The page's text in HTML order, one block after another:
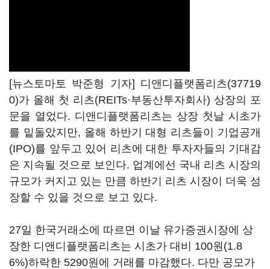
[뉴스토마토 박준형 기자] 디앤디플랫폼리츠(37719
0)가 올해 첫 리츠(REITs·부동산투자회사) 상장의 포
문을 열었다. 디앤디플랫폼리츠는 상장 첫날 시초가
를 밑돌았지만, 올해 하반기 대형 리츠들이 기업공개
(IPO)를 앞두고 있어 리츠에 대한 투자자들의 기대감
은 지속될 것으로 보인다. 업계에선 국내 리츠 시장의
규모가 커지고 있는 만큼 하반기 리츠 시장이 더욱 성
장할 수 있을 것으로 보고 있다.
27일 한국거래소에 따르면 이날 유가증권시장에 상
장한 디앤디플랫폼리츠는 시초가 대비 100원(1.8
6%)하락한 5290원에 거래를 마감했다. 다만 공모가